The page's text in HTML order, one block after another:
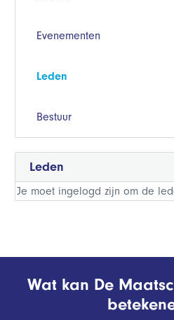
Evenementen
Leden
Bestuur
Leden
Je moet ingelogd zijn om de
Wat kan De